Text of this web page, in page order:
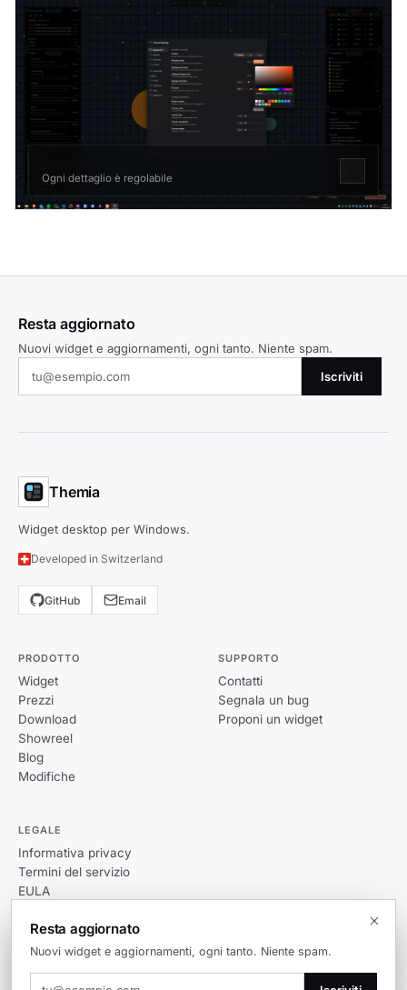
Ogni dettaglio è regolabile
Resta aggiornato
Nuovi widget e aggiornamenti, ogni tanto. Niente spam.
Iscriviti
Themia
Widget desktop per Windows.
Developed in Switzerland
GitHub Email
PRODOTTO
Widget
Prezzi
Download
Showreel
Blog
Modifiche
SUPPORTO
Contatti
Segnala un bug
Proponi un widget
LEGALE
Informativa privacy
Termini del servizio
EULA
Resta aggiornato
Nuovi widget e aggiornamenti, ogni tanto. Niente spam.